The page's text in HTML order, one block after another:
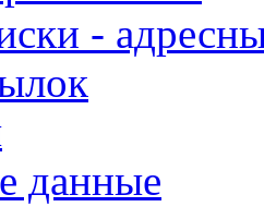
-
данные